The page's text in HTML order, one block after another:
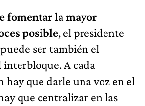
fomentar la mayor
posible, el presidente
ser también el
A cada
hay que darle una voz en el
que centralizar en las